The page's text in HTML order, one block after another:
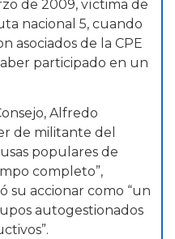
de 2009, víctima de
nacional 5, cuando
asociados de la CPE
participado en un
Alfredo
de militante del
populares de
completo”,
su accionar como “un
autogestionados